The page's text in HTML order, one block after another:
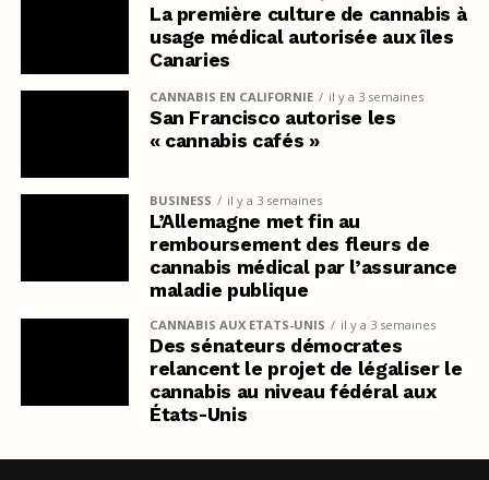
La première culture de cannabis à
usage médical autorisée aux îles
Canaries
CANNABIS EN CALIFORNIE il y a 3 semaines
San Francisco autorise les
« cannabis cafés »
BUSINESS il y a 3 semaines
L’Allemagne met fin au
remboursement des fleurs de
cannabis médical par l’assurance
maladie publique
CANNABIS AUX ETATS-UNIS il y a 3 semaines
Des sénateurs démocrates
relancent le projet de légaliser le
cannabis au niveau fédéral aux
États-Unis